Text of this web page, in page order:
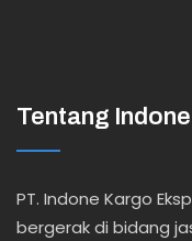
Tentang
PT. Indone Kargo
bergerak di bidang